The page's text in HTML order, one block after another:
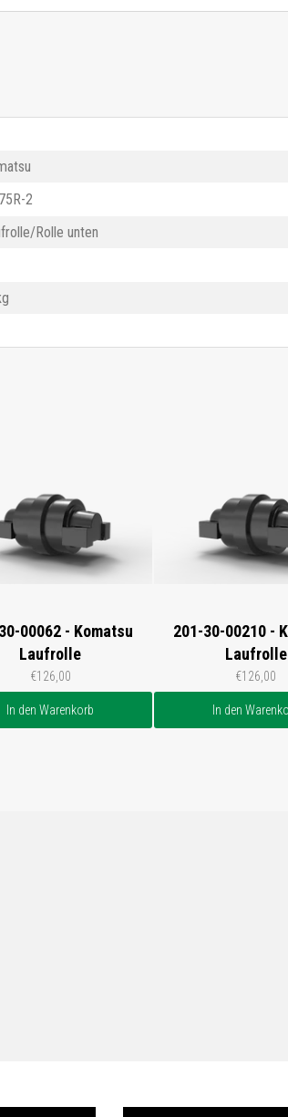
2
Rolle unten
00062 - Komatsu
Laufrolle
€126,00
In den Warenkorb
201-30-00210 -
Laufrolle
€126,00
In den